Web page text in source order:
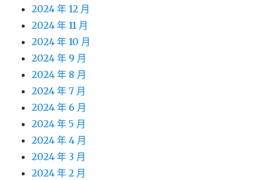
2024 年 12 月
2024 年 11 月
2024 年 10 月
2024 年 9 月
2024 年 8 月
2024 年 7 月
2024 年 6 月
2024 年 5 月
2024 年 4 月
2024 年 3 月
2024 年 2 月